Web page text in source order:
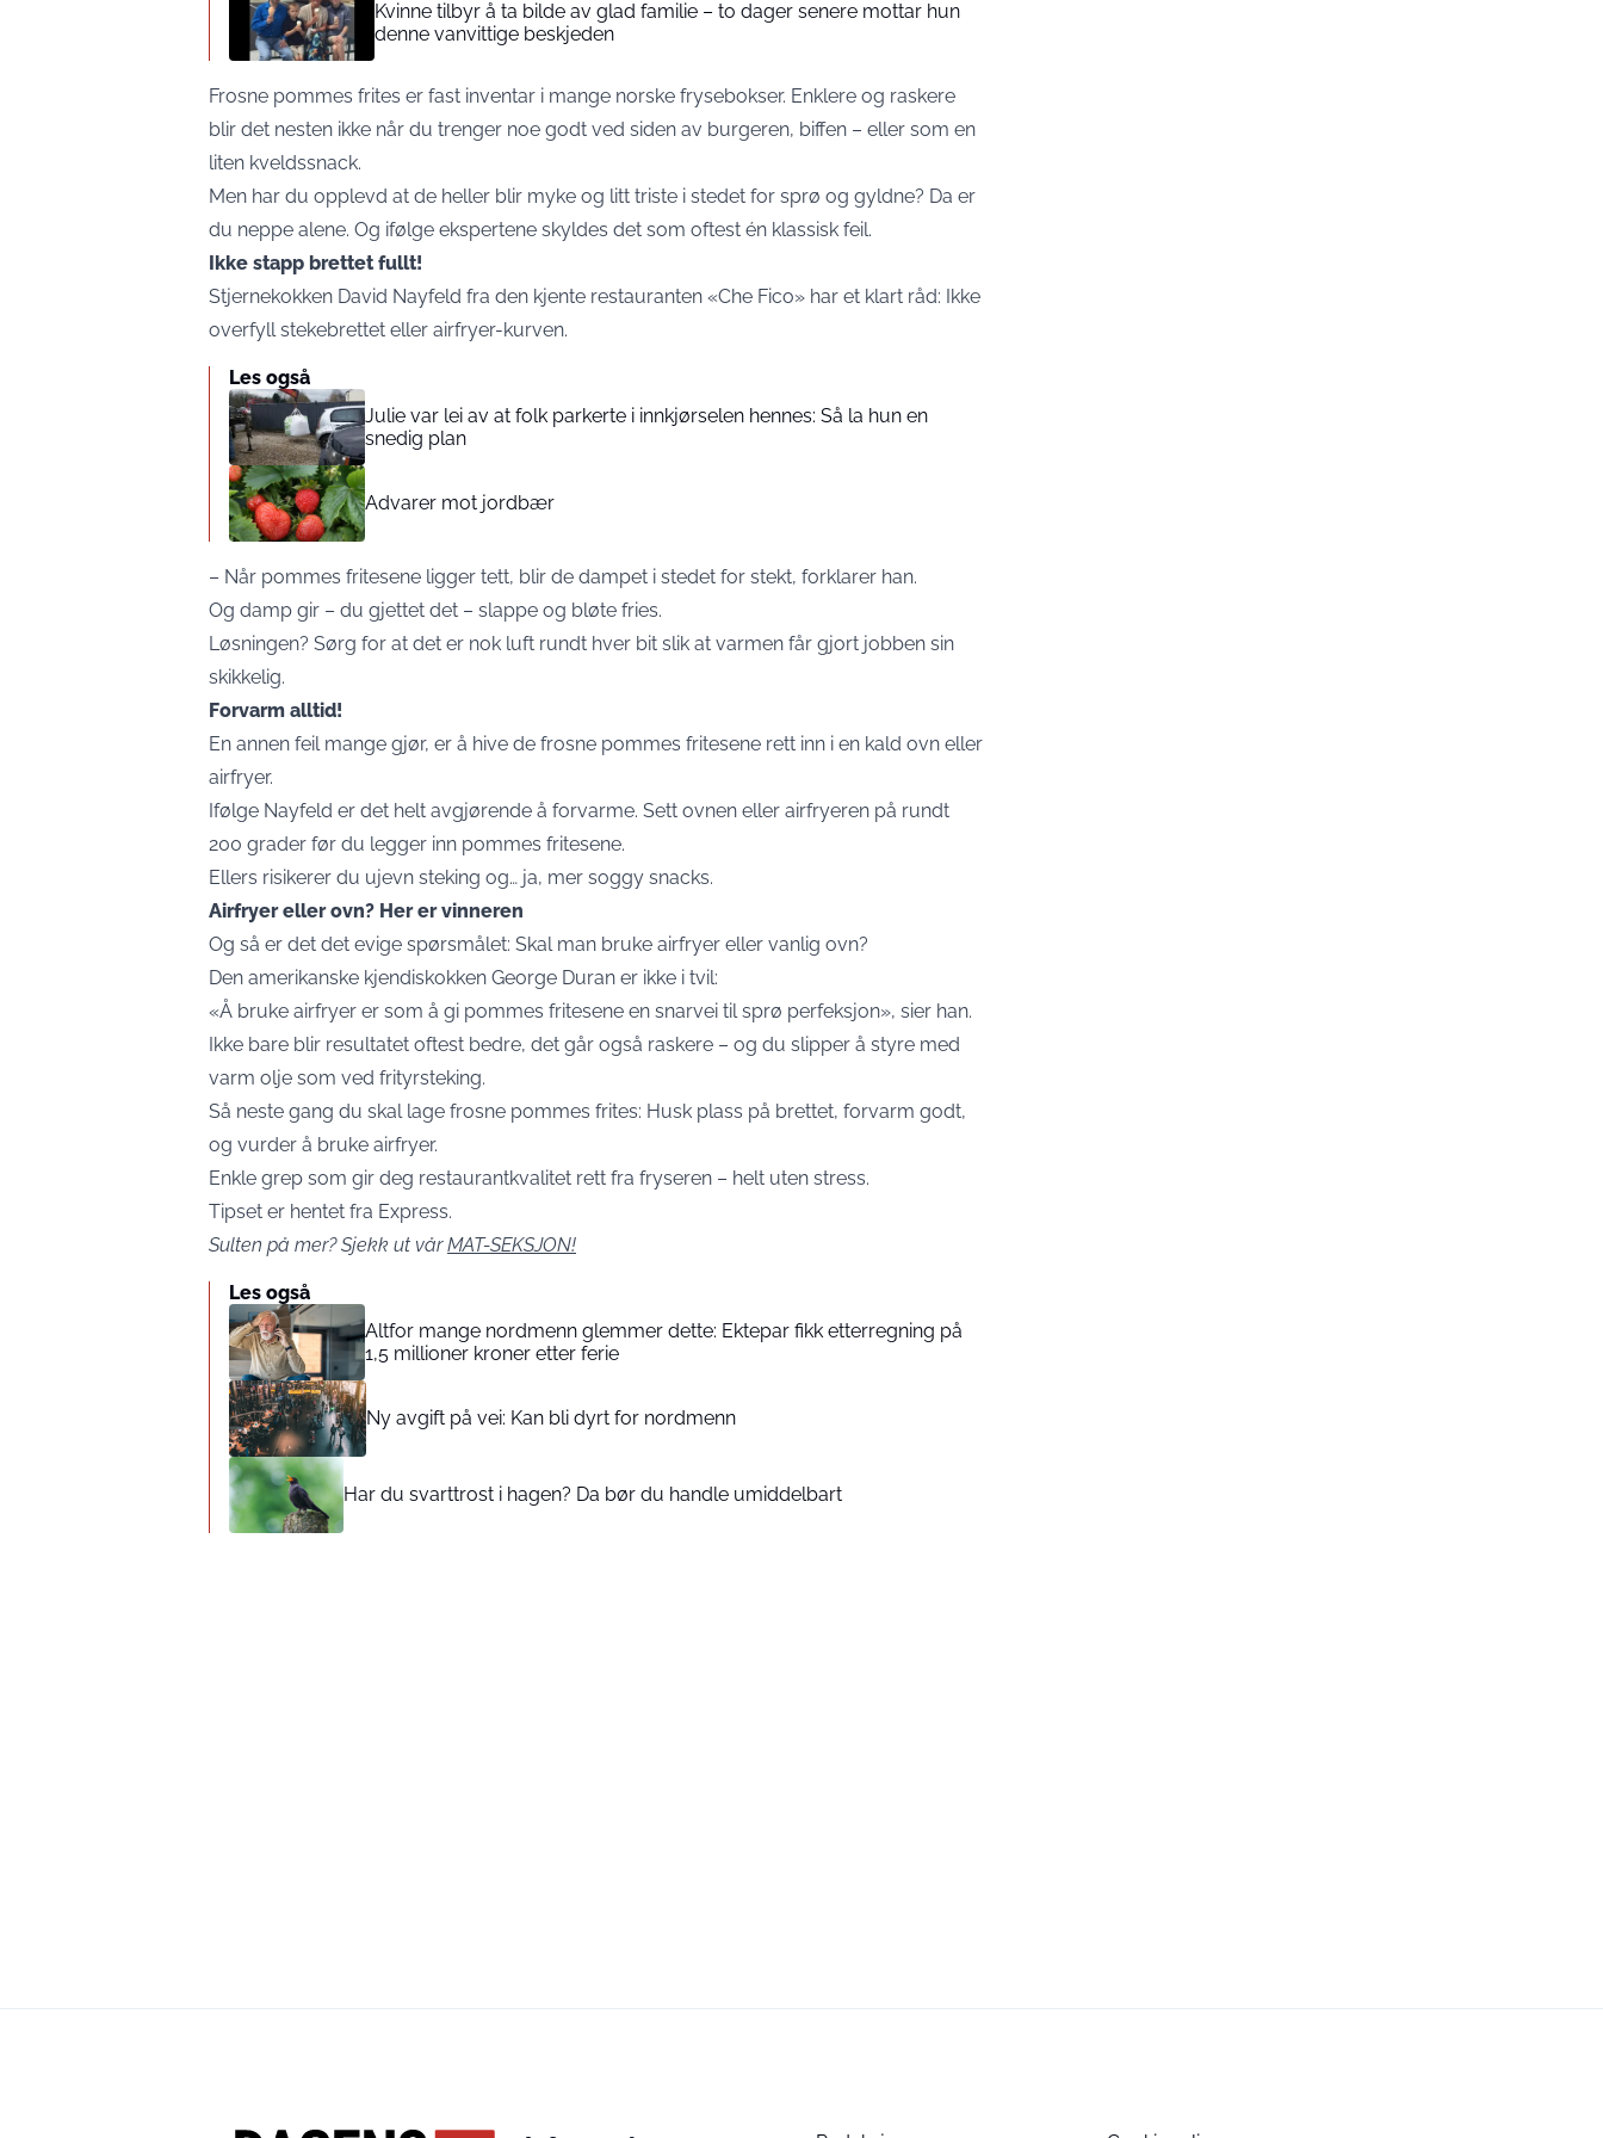
Kvinne tilbyr å ta bilde av glad familie – to dager senere mottar hun
denne vanvittige beskjeden
Frosne pommes frites er fast inventar i mange norske frysebokser. Enklere og raskere
blir det nesten ikke når du trenger noe godt ved siden av burgeren, biffen – eller som en
liten kveldssnack.
Men har du opplevd at de heller blir myke og litt triste i stedet for sprø og gyldne? Da er
du neppe alene. Og ifølge ekspertene skyldes det som oftest én klassisk feil.
Ikke stapp brettet fullt!
Stjernekokken David Nayfeld fra den kjente restauranten «Che Fico» har et klart råd: Ikke
overfyll stekebrettet eller airfryer-kurven.
Les også
Julie var lei av at folk parkerte i innkjørselen hennes: Så la hun en
snedig plan
Advarer mot jordbær
– Når pommes fritesene ligger tett, blir de dampet i stedet for stekt, forklarer han.
Og damp gir – du gjettet det – slappe og bløte fries.
Løsningen? Sørg for at det er nok luft rundt hver bit slik at varmen får gjort jobben sin
skikkelig.
Forvarm alltid!
En annen feil mange gjør, er å hive de frosne pommes fritesene rett inn i en kald ovn eller
airfryer.
Ifølge Nayfeld er det helt avgjørende å forvarme. Sett ovnen eller airfryeren på rundt
200 grader før du legger inn pommes fritesene.
Ellers risikerer du ujevn steking og… ja, mer soggy snacks.
Airfryer eller ovn? Her er vinneren
Og så er det det evige spørsmålet: Skal man bruke airfryer eller vanlig ovn?
Den amerikanske kjendiskokken George Duran er ikke i tvil:
«Å bruke airfryer er som å gi pommes fritesene en snarvei til sprø perfeksjon», sier han.
Ikke bare blir resultatet oftest bedre, det går også raskere – og du slipper å styre med
varm olje som ved frityrsteking.
Så neste gang du skal lage frosne pommes frites: Husk plass på brettet, forvarm godt,
og vurder å bruke airfryer.
Enkle grep som gir deg restaurantkvalitet rett fra fryseren – helt uten stress.
Tipset er hentet fra Express.
Sulten på mer? Sjekk ut vårMAT-SEKSJON!
Les også
Altfor mange nordmenn glemmer dette: Ektepar fikk etterregning på
1,5 millioner kroner etter ferie
Ny avgift på vei: Kan bli dyrt for nordmenn
Har du svarttrost i hagen? Da bør du handle umiddelbart